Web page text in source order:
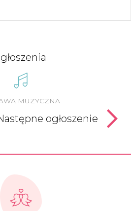
MUZYCZNA
ogłoszenie